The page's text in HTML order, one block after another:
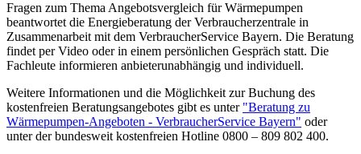
Fragen zum Thema Angebotsvergleich für Wärmepumpen
beantwortet die Energieberatung der Verbraucherzentrale in
Zusammenarbeit mit dem VerbraucherService Bayern. Die Beratung
findet per Video oder in einem persönlichen Gespräch statt. Die
Fachleute informieren anbieterunabhängig und individuell.
Weitere Informationen und die Möglichkeit zur Buchung des
kostenfreien Beratungsangebotes gibt es unter "Beratung zu
Wärmepumpen-Angeboten - VerbraucherService Bayern" oder
unter der bundesweit kostenfreien Hotline 0800 – 809 802 400.